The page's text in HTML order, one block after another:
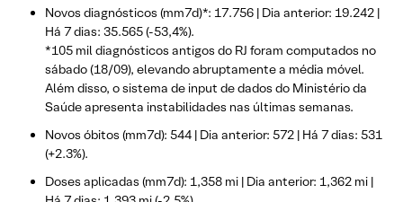
Novos diagnósticos (mm7d)*: 17.756 | Dia anterior: 19.242 |
Há 7 dias: 35.565 (-53,4%).
*105 mil diagnósticos antigos do RJ foram computados no
sábado (18/09), elevando abruptamente a média móvel.
Além disso, o sistema de input de dados do Ministério da
Saúde apresenta instabilidades nas últimas semanas.
Novos óbitos (mm7d): 544 | Dia anterior: 572 | Há 7 dias: 531
(+2.3%).
Doses aplicadas (mm7d): 1,358 mi | Dia anterior: 1,362 mi |